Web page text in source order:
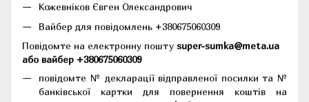
Кожевніков Євген Олександрович
Вайбер для повідомлень +380675060309
Повідомте на електронну пошту super-sumka@meta.ua
або вайбер +380675060309
повідомте № декларації відправленої посилки та №
банківської картки для повернення коштів на